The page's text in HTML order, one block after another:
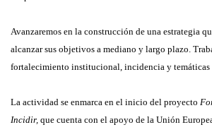
Avanzaremos en la construcción de una estrategia
alcanzar sus objetivos a mediano y largo plazo.
fortalecimiento institucional, incidencia y temáticas
La actividad se enmarca en el inicio del proyecto
Incidir, que cuenta con el apoyo de la Unión